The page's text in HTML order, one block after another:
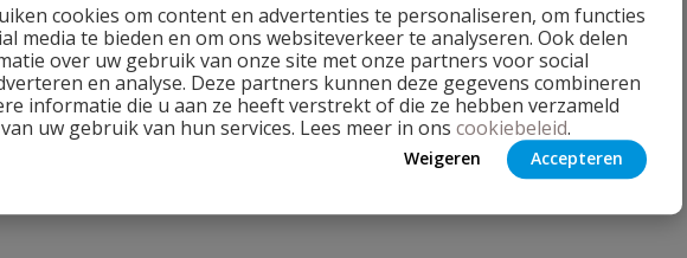
cookies om content en advertenties te personaliseren, om functies
media te bieden en om ons websiteverkeer te analyseren. Ook delen
over uw gebruik van onze site met onze partners voor social
en analyse. Deze partners kunnen deze gegevens combineren
informatie die u aan ze heeft verstrekt of die ze hebben verzameld
uw gebruik van hun services. Lees meer in ons cookiebeleid.
Weigeren Accepteren